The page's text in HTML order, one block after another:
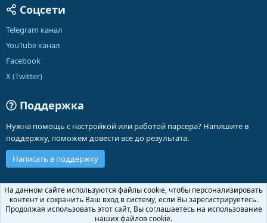
Соцсети
Telegram канал
YouTube канал
Facebook
X (Twitter)
Поддержка
Нужна помощь с настройкой или работой парсера? Напишите в
поддержку, поможем довести все до результата.
Написать в поддержку
Russian (RU)
Обратная связь
Условия и правила
Политика конфиденциальности
Помощь
На данном сайте используются файлы cookie, чтобы персонализировать
контент и сохранить Ваш вход в систему, если Вы зарегистрируетесь.
Продолжая использовать этот сайт, Вы соглашаетесь на использование
наших файлов cookie.